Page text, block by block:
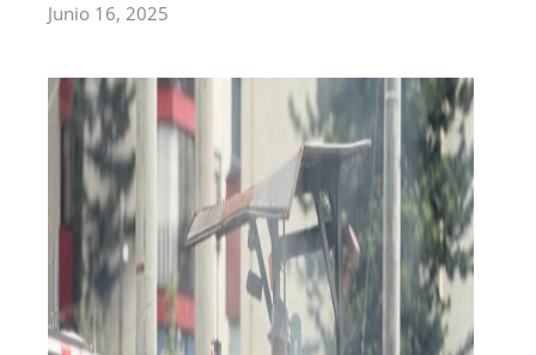
Junio 16, 2025